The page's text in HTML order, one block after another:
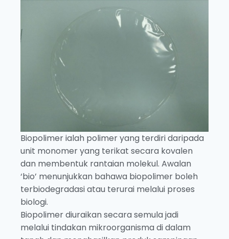
Biopolimer ialah polimer yang terdiri daripada
unit monomer yang terikat secara kovalen
dan membentuk rantaian molekul. Awalan
‘bio’ menunjukkan bahawa biopolimer boleh
terbiodegradasi atau terurai melalui proses
biologi.
Biopolimer diuraikan secara semula jadi
melalui tindakan mikroorganisma di dalam